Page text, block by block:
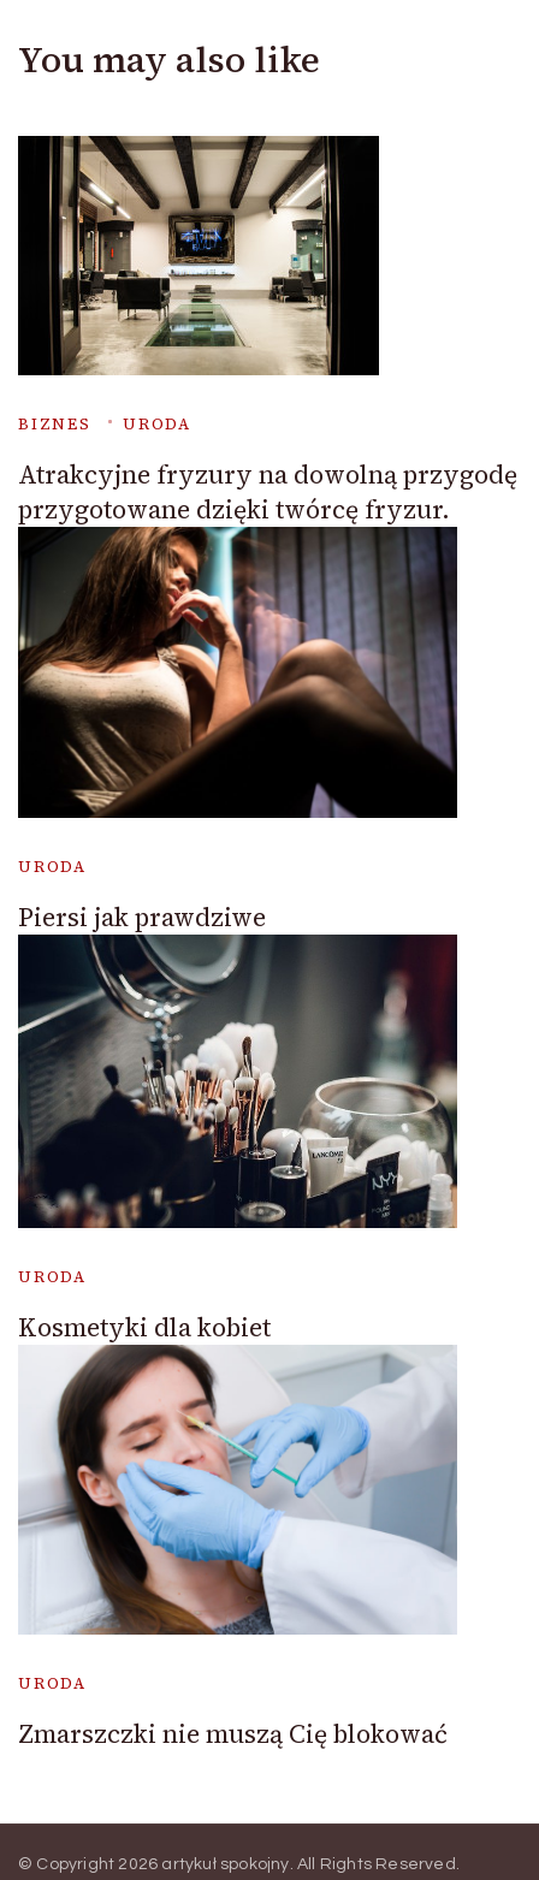
You may also like
BIZNES URODA
Atrakcyjne fryzury na dowolną przygodę
przygotowane dzięki twórcę fryzur.
URODA
Piersi jak prawdziwe
URODA
Kosmetyki dla kobiet
URODA
Zmarszczki nie muszą Cię blokować
© Copyright 2026 artykuł spokojny. All Rights Reserved.